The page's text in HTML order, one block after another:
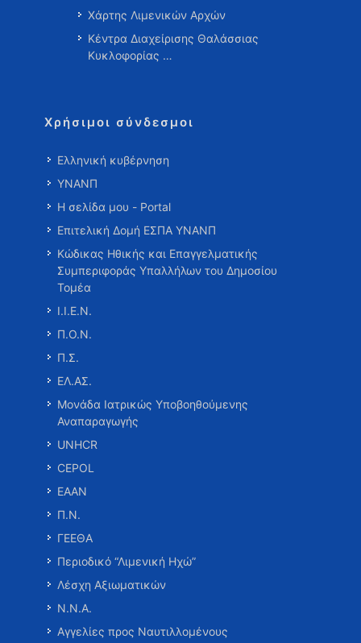
Χάρτης Λιμενικών Αρχών
Κέντρα Διαχείρισης Θαλάσσιας
Κυκλοφορίας …
Χρήσιμοι σύνδεσμοι
Ελληνική κυβέρνηση
ΥΝΑΝΠ
Η σελίδα μου - Portal
Επιτελική Δομή ΕΣΠΑ ΥΝΑΝΠ
Κώδικας Ηθικής και Επαγγελματικής
Συμπεριφοράς Υπαλλήλων του Δημοσίου
Τομέα
Ι.Ι.Ε.Ν.
Π.Ο.Ν.
Π.Σ.
ΕΛ.ΑΣ.
Μονάδα Ιατρικώς Υποβοηθούμενης
Αναπαραγωγής
UNHCR
CEPOL
ΕΑΑΝ
Π.Ν.
ΓΕΕΘΑ
Περιοδικό “Λιμενική Ηχώ”
Λέσχη Αξιωματικών
Ν.Ν.Α.
Αγγελίες προς Ναυτιλλομένους